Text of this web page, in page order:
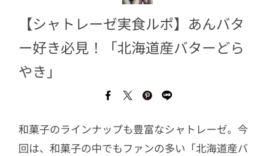
【シャトレーゼ実食ルポ】あんバタ
ー好き必見！「北海道産バターどら
やき」
和菓子のラインナップも豊富なシャトレーゼ。今
回は、和菓子の中でもファンの多い「北海道産バ